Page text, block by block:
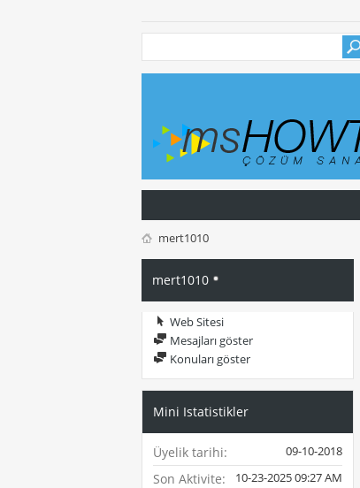
mert1010
mert1010
Web Sitesi
Mesajları göster
Konuları göster
Mini Istatistikler
Üyelik tarihi 09-10-2018
Son Aktivite 10-23-202509:27 AM